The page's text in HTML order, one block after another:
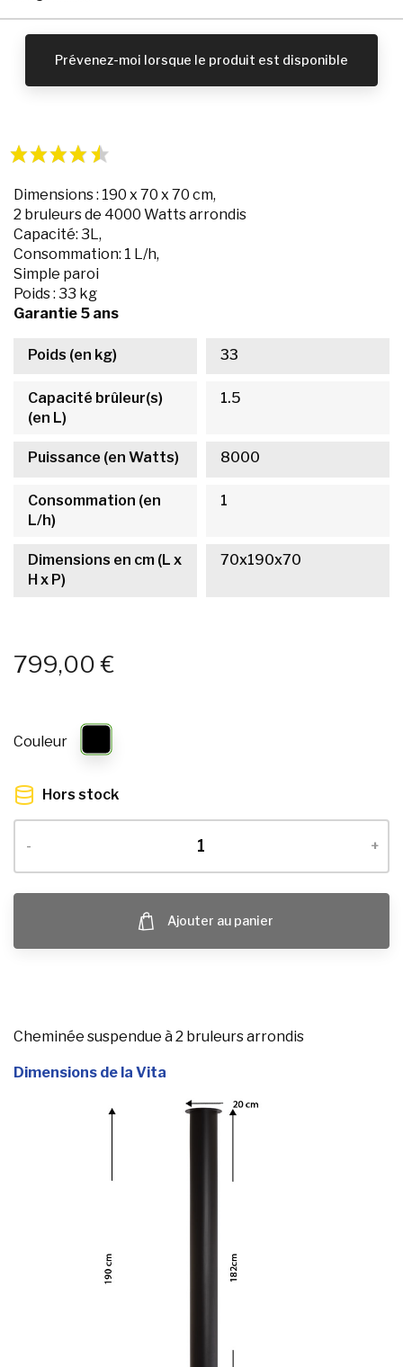
Prévenez-moi lorsque le produit est disponible
Dimensions : 190 x 70 x 70 cm,
2 bruleurs de 4000 Watts arrondis
Capacité: 3L,
Consommation: 1 L/h,
Simple paroi
Poids : 33 kg
Garantie 5 ans
Poids (en kg) 33
Capacité brûleur(s)
(en L)
1.5
Puissance (en Watts) 8000
Consommation (en
L/h)
1
Dimensions en cm (L x
H x P)
70x190x70
799,00 €
Couleur
Hors stock
- +
Ajouter au panier
Cheminée suspendue à 2 bruleurs arrondis
Dimensions de la Vita